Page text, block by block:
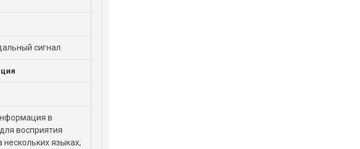
сигнал
в
восприятия
языках;